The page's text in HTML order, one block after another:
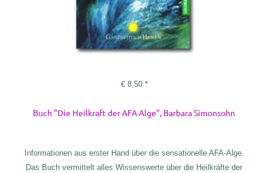
€8,50 *
Buch "Die Heilkraft der AFA Alge", Barbara Simonsohn
Informationen aus erster Hand über die sensationelle AFA-Alge.
Das Buch vermittelt alles Wissenswerte über die Heilkräfte der